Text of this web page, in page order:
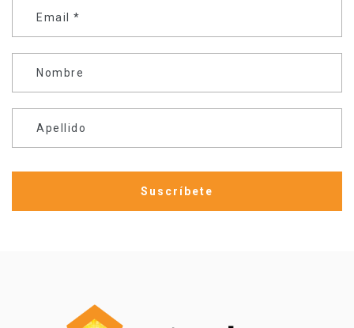
Email *
Nombre
Apellido